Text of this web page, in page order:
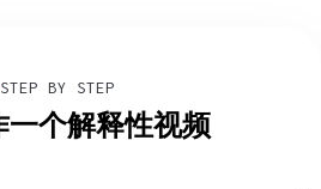
STEP BY STEP
一个解释性视频